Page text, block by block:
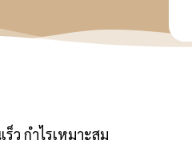
ว กำไรเหมาะสม